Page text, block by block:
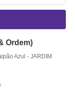
Ordem)
Azul - JARDIM